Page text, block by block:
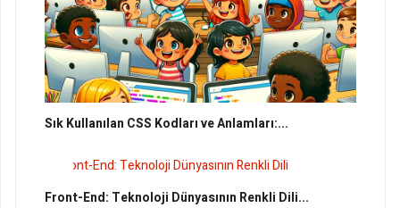
Sık Kullanılan CSS Kodları ve Anlamları:...
Front-End: Teknoloji Dünyasının Renkli Dili...